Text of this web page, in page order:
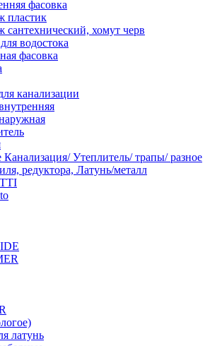
фасовка
пластик
сантехнический, хомут черв
водостока
фасовка
канализации
Канализация/ Утеплитель/ трапы/ разное
редуктора, Латунь/металл
латунь